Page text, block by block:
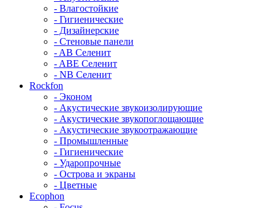
- Влагостойкие
- Гигиенические
- Дизайнерские
- Стеновые панели
- AB Селенит
- ABE Селенит
- NB Селенит
Rockfon
- Эконом
- Акустические звукоизолирующие
- Акустические звукопоглощающие
- Акустические звукоотражающие
- Промышленные
- Гигиенические
- Ударопрочные
- Острова и экраны
- Цветные
Ecophon